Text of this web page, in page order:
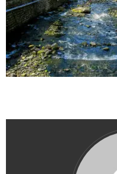
planta industrial de
¿Cuántas ciudades rusas
territorio de Moscú al
Turkish Airlines se trasladó al
Estambul
Aeroflot traslada sus vuelos
nueva terminal C1 de